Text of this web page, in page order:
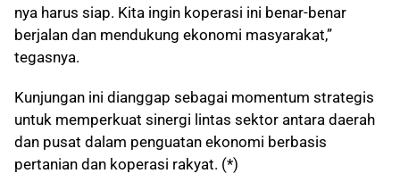
nya harus siap. Kita ingin koperasi ini benar-benar
berjalan dan mendukung ekonomi masyarakat,”
tegasnya.
Kunjungan ini dianggap sebagai momentum strategis
untuk memperkuat sinergi lintas sektor antara daerah
dan pusat dalam penguatan ekonomi berbasis
pertanian dan koperasi rakyat. (*)